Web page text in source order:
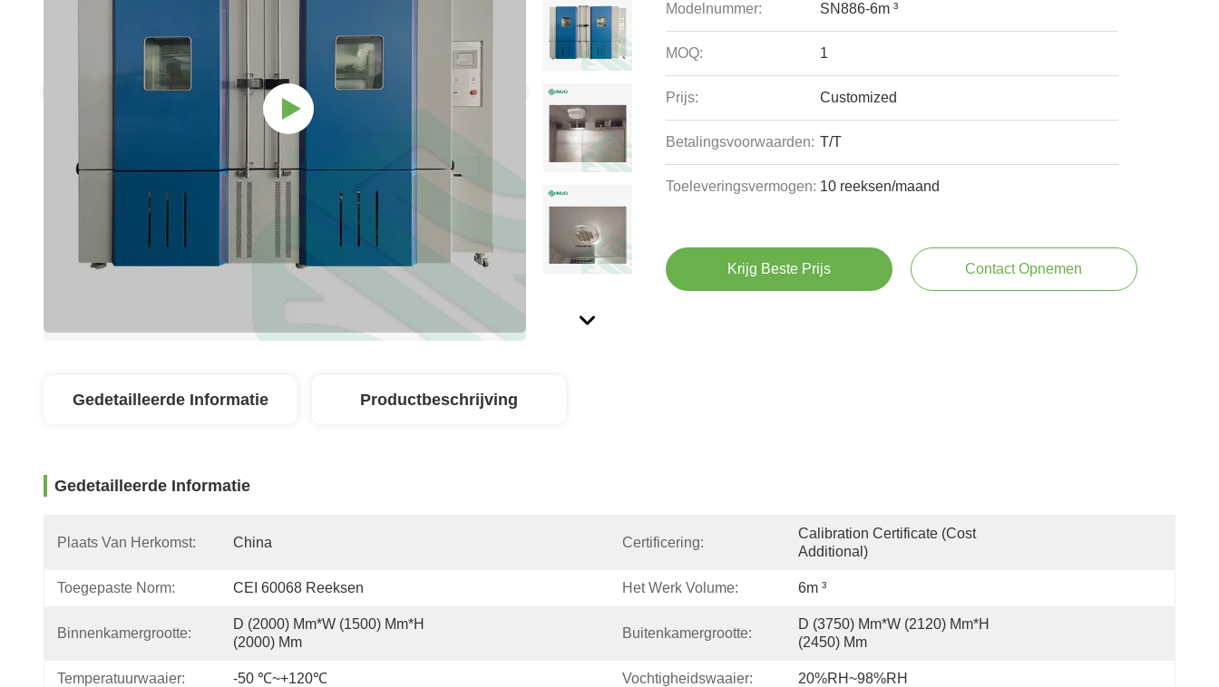
Modelnummer: SN886-6m ³
MOQ: 1
Prijs: Customized
Betalingsvoorwaarden: T/T
Toeleveringsvermogen: 10 reeksen/maand
Krijg Beste Prijs Contact Opnemen
Gedetailleerde Informatie Productbeschrijving
Gedetailleerde Informatie
Plaats Van Herkomst: China Certificering:
Calibration Certificate (Cost
Additional)
Toegepaste Norm: CEI 60068 Reeksen Het Werk Volume: 6m ³
Binnenkamergrootte:
D (2000) Mm*W (1500) Mm*H
(2000) Mm
Buitenkamergrootte:
D (3750) Mm*W (2120) Mm*H
(2450) Mm
Temperatuurwaaier: -50 ℃~+120℃ Vochtigheidswaaier: 20%RH~98%RH